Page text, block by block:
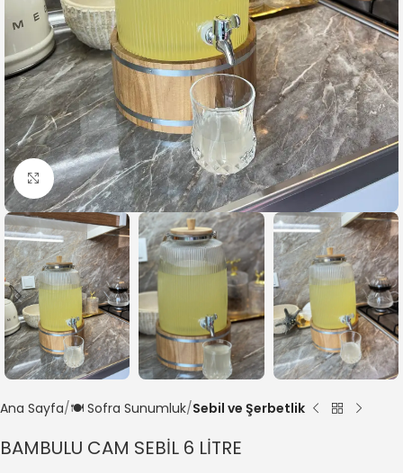
Büyütmek için tıklayın
Ana Sayfa 🍽️ Sofra Sunumluk Sebil ve Şerbetlik
BAMBULU CAM SEBİL 6 LİTRE